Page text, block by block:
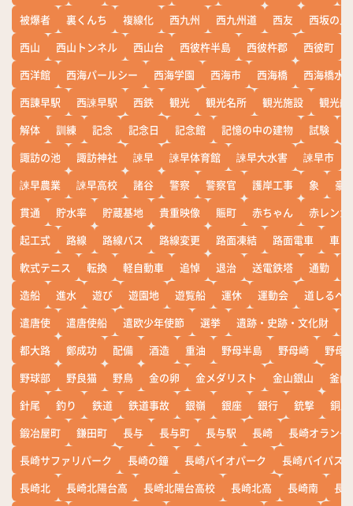
被爆者
裏くんち 複線化 西九州 西九州道 西友
西坂の丘
西山
西山トンネル 西山台 西彼杵半島 西彼杵郡 西彼町
西洋館
西海パールシー 西海学園 西海市 西海橋
西海橋水
西諌早駅
西諫早駅 西鉄 観光 観光名所 観光施設
観光船
解体
訓練 記念 記念日 記念館 記憶の中の建物 試験
諏訪の池
諏訪神社 諫早 諫早体育館 諫早大水害 諫早市
諫早農業
諫早高校 諸谷 警察 警察官 護岸工事 象
豪
貫通
貯水率 貯蔵基地 貴重映像 賑町 赤ちゃん
赤レンガ
起工式
路線 路線バス 路線変更 路面凍結 路面電車
車
軟式テニス
転換 軽自動車 追悼 退治 送電鉄塔 通勤
造船
進水 遊び 遊園地 遊覧船 運休 運動会
道しるべ
遣唐使
遣唐使船 遣欧少年使節 選挙 遺跡・史跡・文化財
都大路
鄭成功 配備 酒造 重油 野母半島 野母崎
野母
野球部
野良猫 野鳥 金の卵 金メダリスト 金山銀山
釜山
針尾
釣り 鉄道 鉄道事故 銀嶺 銀座 銀行 銃撃
銅座
鍛冶屋町
鎌田町 長与 長与町 長与駅 長崎
長崎オランダ
長崎サファリパーク
長崎の鐘 長崎バイオパーク
長崎バイパス
長崎北
長崎北陽台高 長崎北陽台高校 長崎北高 長崎南
長